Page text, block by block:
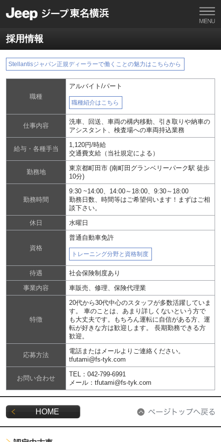
採用情報
Stellantisジャパン正規ディーラーで働くことの魅力はこちらから
職種
アルバイト/パート
職種紹介はこちら
仕事内容
洗車、回送、車両の構内移動、引き取りや納車の
アシスタント、検査場への車両持込業務
給与・各種手当
1,120円/時給
交通費支給（当社規定による）
勤務地
東京都町田市 (南町田グランベリーパーク駅 徒歩
10分)
勤務時間
9:30 ~14:00、14:00～18:00、9:30～18:00
勤務日数、時間等はご希望伺います！まずはご相
談下さい。
休日
水曜日
資格
普通自動車免許
トレーニング分野と資格制度
待遇
社会保険制度あり
事業内容
車販売、修理、保険代理業
特徴
20代から30代中心のスタッフが多数活躍していま
す。 車のことは、あまり詳しくないという方で
も大丈夫です。もちろん運転に自信がある方、運
転が好きな方は歓迎します。 長期勤務できる方
歓迎。
応募方法
電話またはメールよりご連絡ください。
tfutami@fs-tyk.com
お問い合わせ
TEL：042-799-6991
メール：tfutami@fs-tyk.com
HOME